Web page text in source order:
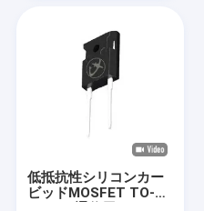
低抵抗性シリコンカー
ビッドMOSFET TO-